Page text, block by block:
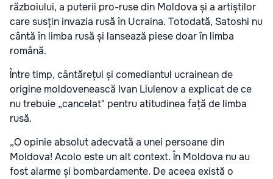
războiului, a puterii pro-ruse din Moldova și a artiștilor
care susțin invazia rusă în Ucraina. Totodată, Satoshi nu
cântă în limba rusă și lansează piese doar în limba
română.
Între timp, cântărețul și comediantul ucrainean de
origine moldovenească Ivan Liulenov a explicat de ce
nu trebuie „cancelat" pentru atitudinea față de limba
rusă.
„O opinie absolut adecvată a unei persoane din
Moldova! Acolo este un alt context. În Moldova nu au
fost alarme și bombardamente. De aceea există o